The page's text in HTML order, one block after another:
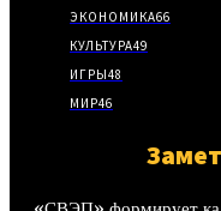
ЭКОНОМИКА66
КУЛЬТУРА49
ИГРЫ48
МИР46